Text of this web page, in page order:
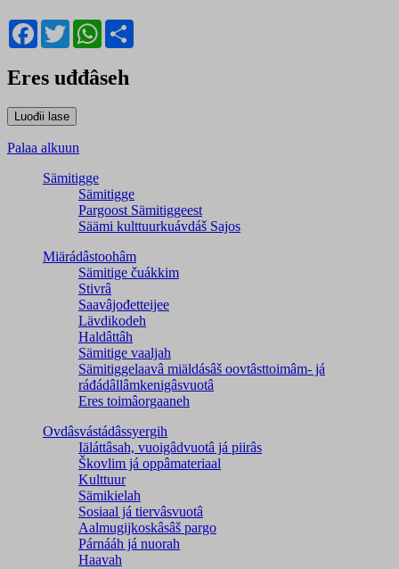
Facebook
TwitterWhatsApp
Eres uđđâseh
Palaa alkuun
Sämitigge
Sämitigge
Pargoost Sämitiggeest
Säämi kulttuurkuávdáš Sajos
Miärádâstoohâm
Sämitige čuákkim
Stivrâ
Saavâjođetteijee
Lävdikodeh
Haldâttâh
Sämitige vaaljah
Sämitiggelaavâ miäldásâš oovtâsttoimâm- já
ráđádâllâmkenigâsvuotâ
Eres toimâorgaaneh
Ovdâsvástádâssyergih
Iäláttâsah, vuoigâdvuotâ já piirâs
Škovlim já oppâmateriaal
Kulttuur
Sämikielah
Sosiaal já tiervâsvuotâ
Aalmugijkoskâsâš pargo
Párnááh já nuorah
Haavah